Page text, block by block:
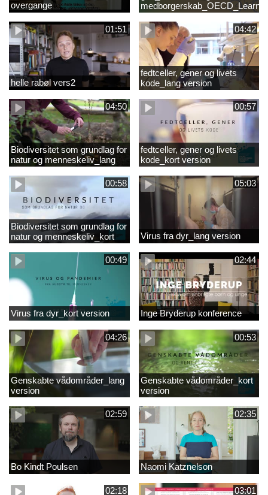
overgange
Compass 2030
01:51
helle rabøl vers2
04:42
fedtceller, gener og livets
kode_lang version
04:50
Biodiversitet som grundlag for
natur og menneskeliv_lang
version
00:57
fedtceller, gener og livets
kode_kort version
00:58
Biodiversitet som grundlag for
natur og menneskeliv_kort
version
05:03
Virus fra dyr_lang version
00:49
Virus fra dyr_kort version
02:44
Inge Bryderup konference
04:26
Genskabte vådområder_lang
version
00:53
Genskabte vådområder_kort
version
02:59
Bo Kindt Poulsen
02:35
Naomi Katznelson
02:18 03:01